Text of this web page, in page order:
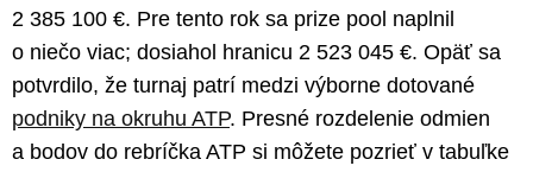
2 385 100 €. Pre tento rok sa prize pool naplnil
o niečo viac; dosiahol hranicu 2 523 045 €. Opäť sa
potvrdilo, že turnaj patrí medzi výborne dotované
podniky na okruhu ATP. Presné rozdelenie odmien
a bodov do rebríčka ATP si môžete pozrieť v tabuľke